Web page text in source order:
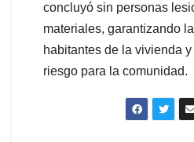
concluyó sin personas
materiales, garantizando
habitantes de la vivienda
riesgo para la comunidad.